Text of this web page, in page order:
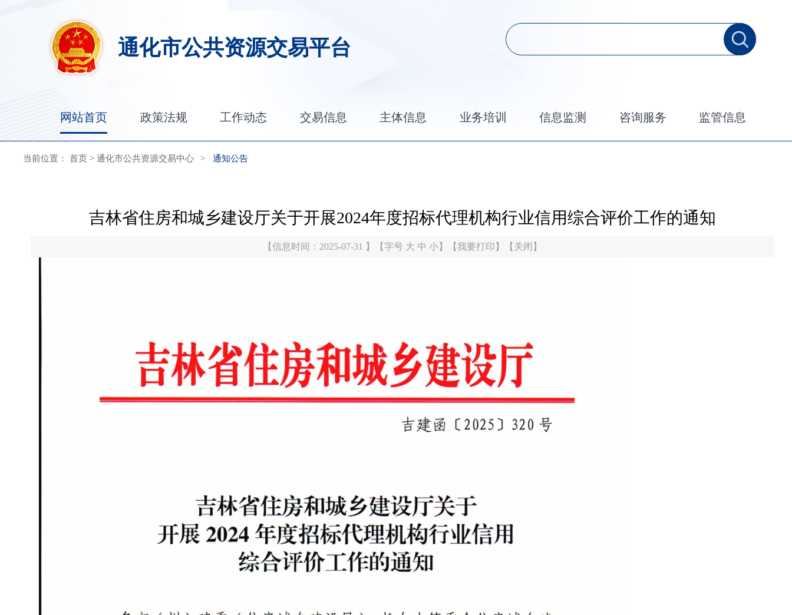
通化市公共资源交易平台
网站首页 政策法规 工作动态 交易信息 主体信息 业务培训 信息监测 咨询服务 监管信息
当前位置： 首页 > 通化市公共资源交易中心 > 通知公告
吉林省住房和城乡建设厅关于开展2024年度招标代理机构行业信用综合评价工作的通知
【信息时间：2025-07-31 】【字号 大 中 小】【我要打印 】【 关闭 】